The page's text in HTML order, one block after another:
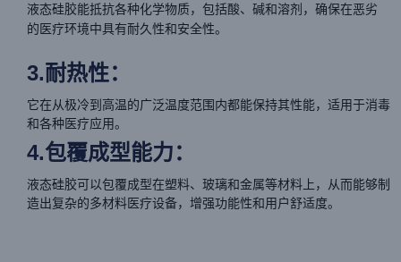
液态硅胶能抵抗各种化学物质，包括酸、碱和溶剂，确保在恶劣
的医疗环境中具有耐久性和安全性。
3.耐热性：
它在从极冷到高温的广泛温度范围内都能保持其性能，适用于消毒
和各种医疗应用。
4.包覆成型能力：
液态硅胶可以包覆成型在塑料、玻璃和金属等材料上，从而能够制
造出复杂的多材料医疗设备，增强功能性和用户舒适度。